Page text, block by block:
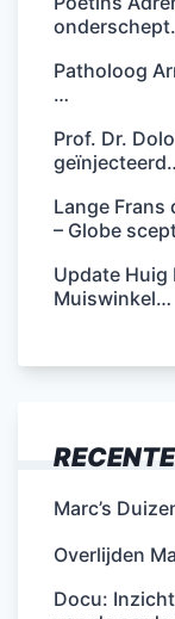
Patholoog
…
Prof. Dr.
Lange Frans
– Globe
Update Huig
Muiswinkel…
Marc’s
Overlijden
Docu: